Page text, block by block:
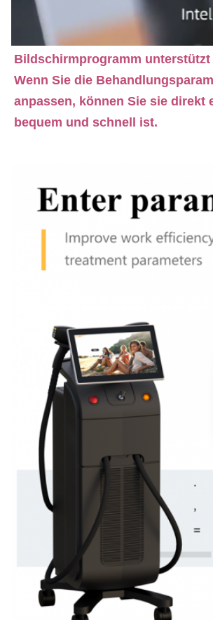
Bildschirmprogramm unterstützt
Wenn Sie die
anpassen, können Sie sie direkt
bequem und schnell ist.